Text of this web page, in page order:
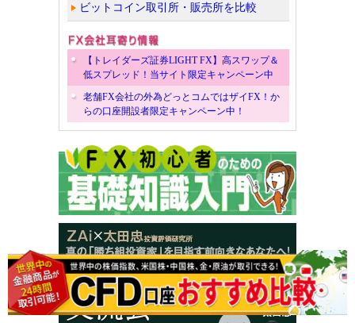
ビットコイン取引所・販売所を比較
【トレイダーズ証券LIGHT FX】高スワップ＆
低スプレッド！当サイト限定キャンペーン中
老舗FX会社の外為どっとコムではザイFX！か
らの口座開設者限定キャンペーン中！